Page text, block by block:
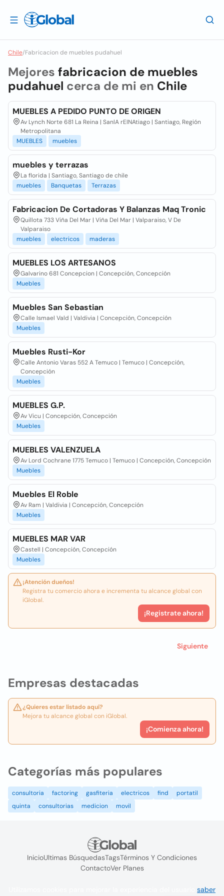
Chile/Fabricacion de muebles pudahuel
Empresas destacadas
¿Quieres estar listado aquí?
Mejora tu alcance global con iGlobal.
¡Comienza ahora!
Mejores fabricacion de muebles
pudahuel cerca de mi en Chile
MUEBLES A PEDIDO PUNTO DE ORIGEN
Av Lynch Norte 681 La Reina | SanlA rEINAtiago | Santiago, Región
Metropolitana
MUEBLES
muebles
muebles y terrazas
La florida | Santiago, Santiago de chile
muebles
Banquetas Terrazas
Fabricacion De Cortadoras Y Balanzas Maq Tronic
Quillota 733 Viña Del Mar | Viña Del Mar | Valparaiso, V De
Valparaiso
muebles
electricos maderas
MUEBLES LOS ARTESANOS
Galvarino 681 Concepcion | Concepción, Concepción
Muebles
Muebles San Sebastian
Calle Ismael Vald | Valdivia | Concepción, Concepción
Muebles
Muebles Rusti-Kor
Calle Antonio Varas 552 A Temuco | Temuco | Concepción,
Concepción
Muebles
MUEBLES G.P.
Av Vicu | Concepción, Concepción
Muebles
MUEBLES VALENZUELA
Av Lord Cochrane 1775 Temuco | Temuco | Concepción, Concepción
Muebles
Muebles El Roble
Av Ram | Valdivia | Concepción, Concepción
Muebles
MUEBLES MAR VAR
Castell | Concepción, Concepción
Muebles
¡Atención dueños!
Registra tu comercio ahora e incrementa tu alcance global con
iGlobal.
¡Registrate ahora!
Siguiente
Categorías más populares
consultoria factoring gasfiteria electricos find
portatil
quinta
consultorias medicion movil
InicioUltimas BúsquedasTagsTérminos Y Condiciones
ContactoVer Planes
saber